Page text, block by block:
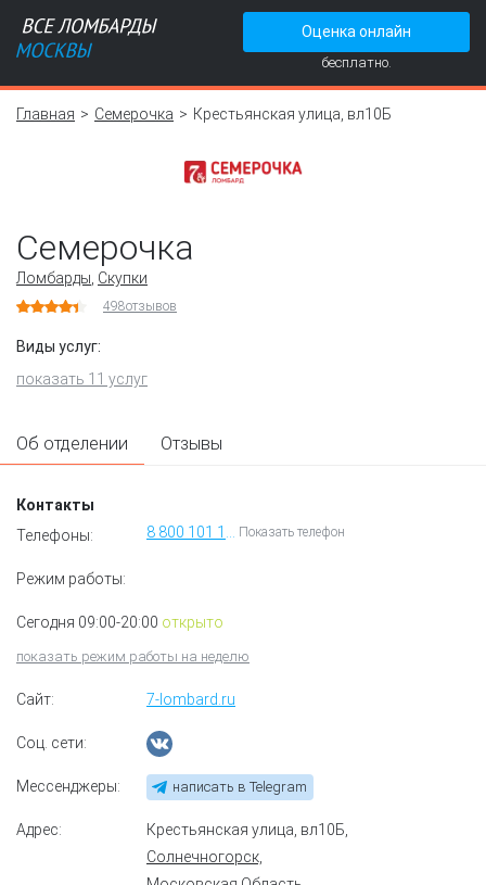
Оценка онлайн
бесплатно.
Главная Семерочка Крестьянская улица, вл10Б
Семерочка
Ломбарды Скупки
498отзывов
Виды услуг:
показать 11 услуг
Об отделении Отзывы
Контакты
Телефоны:
Показать телефон
Режим работы:
Сегодня 09:00-20:00 открыто
показать режим работы на неделю
Сайт: 7-lombard.ru
Соц. сети:
Мессенджеры: написать в Telegram
Адрес: Крестьянская улица, вл10Б
Солнечногорск,